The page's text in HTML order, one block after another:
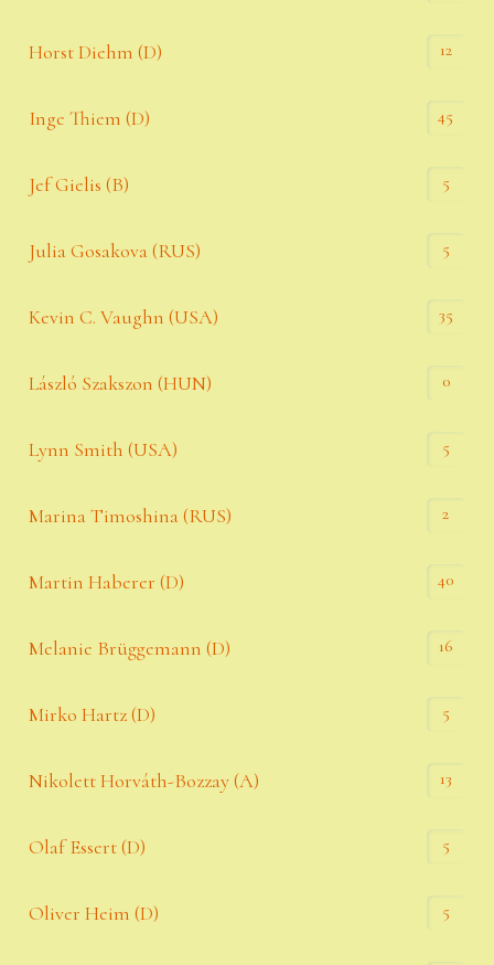
Horst Diehm (D) 12
Inge Thiem (D) 45
Jef Gielis (B) 5
Julia Gosakova (RUS) 5
Kevin C. Vaughn (USA) 35
László Szakszon (HUN) 0
Lynn Smith (USA) 5
Marina Timoshina (RUS) 2
Martin Haberer (D) 40
Melanie Brüggemann (D) 16
Mirko Hartz (D) 5
Nikolett Horváth-Bozzay (A) 13
Olaf Essert (D) 5
Oliver Heim (D) 5